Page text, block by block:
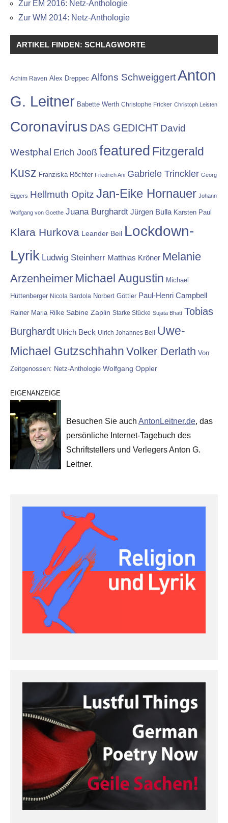
Zur EM 2016: Netz-Anthologie
Zur WM 2014: Netz-Anthologie
ARTIKEL FINDEN: SCHLAGWORTE
Achim Raven Alex Dreppec Alfons Schweiggert Anton
G. Leitner Babette Werth Christophe Fricker Christoph Leisten
Coronavirus DAS GEDICHT David
Westphal Erich Jooß featured Fitzgerald
Kusz Franziska Röchter Friedrich Ani Gabriele Trinckler Georg
Eggers Hellmuth Opitz Jan-Eike Hornauer Johann
Wolfgang von Goethe Juana Burghardt Jürgen Bulla Karsten Paul
Klara Hurkova Leander Beil Lockdown-
Lyrik Ludwig Steinherr Matthias Kröner Melanie
Arzenheimer Michael Augustin Michael
Hüttenberger Nicola Bardola Norbert Göttler Paul-Henri Campbell
Rainer Maria Rilke Sabine Zaplin Starke Stücke Sujata Bhatt Tobias
Burghardt Ulrich Beck Ulrich Johannes Beil Uwe-
Michael Gutzschhahn Volker Derlath Von
Zeitgenossen: Netz-Anthologie Wolfgang Oppler
EIGENANZEIGE
Besuchen Sie auch AntonLeitner.de, das
persönliche Internet-Tagebuch des
Schriftstellers und Verlegers Anton G.
Leitner.